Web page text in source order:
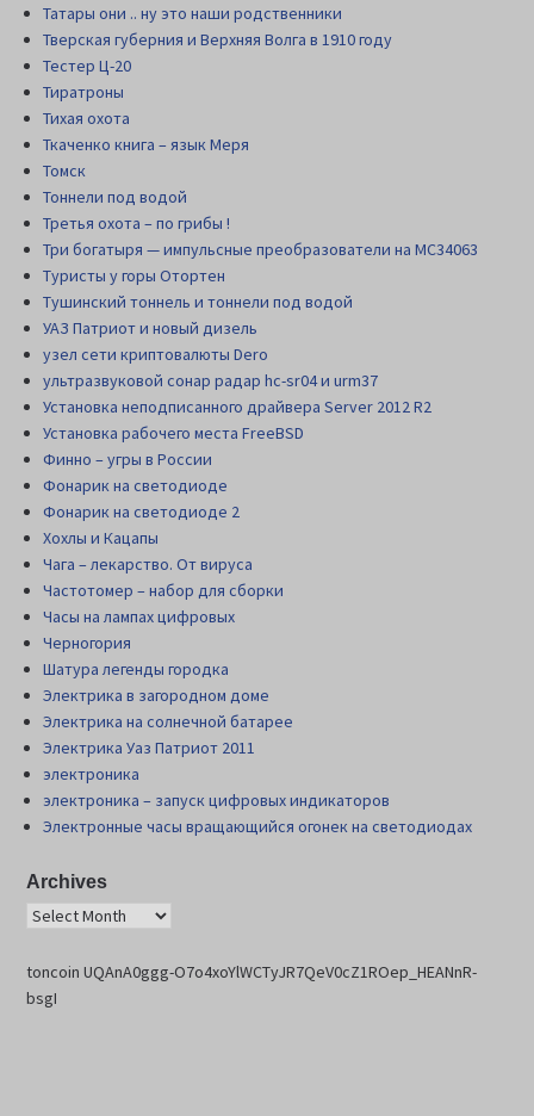
Татары они .. ну это наши родственники
Тверская губерния и Верхняя Волга в 1910 году
Тестер Ц-20
Тиратроны
Тихая охота
Ткаченко книга – язык Меря
Томск
Тоннели под водой
Третья охота – по грибы !
Три богатыря — импульсные преобразователи на MC34063
Туристы у горы Отортен
Тушинский тоннель и тоннели под водой
УАЗ Патриот и новый дизель
узел сети криптовалюты Dero
ультразвуковой сонар радар hc-sr04 и urm37
Установка неподписанного драйвера Server 2012 R2
Установка рабочего места FreeBSD
Финно – угры в России
Фонарик на светодиоде
Фонарик на светодиоде 2
Хохлы и Кацапы
Чага – лекарство. От вируса
Частотомер – набор для сборки
Часы на лампах цифровых
Черногория
Шатура легенды городка
Электрика в загородном доме
Электрика на солнечной батарее
Электрика Уаз Патриот 2011
электроника
электроника – запуск цифровых индикаторов
Электронные часы вращающийся огонек на светодиодах
Archives
toncoin UQAnA0ggg-O7o4xoYlWCTyJR7QeV0cZ1ROep_HEANnR-
bsgI